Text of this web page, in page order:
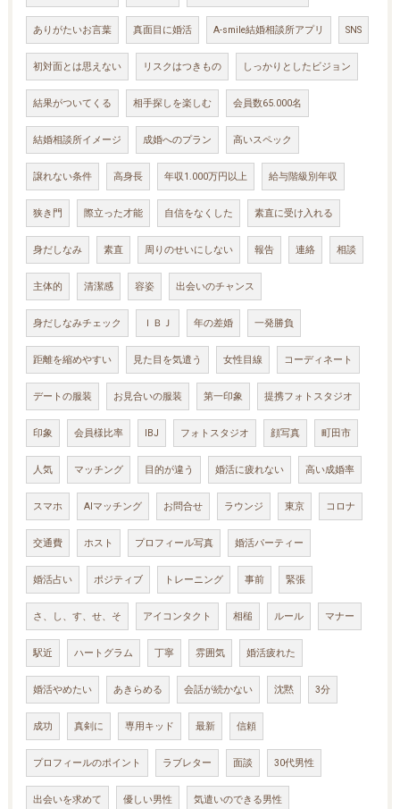
ありがたいお言葉 真面目に婚活 A-smile結婚相談所アプリ SNS
初対面とは思えない リスクはつきもの しっかりとしたビジョン
結果がついてくる 相手探しを楽しむ 会員数65.000名
結婚相談所イメージ 成婚へのプラン 高いスペック
譲れない条件 高身長 年収1.000万円以上 給与階級別年収
狭き門 際立った才能 自信をなくした 素直に受け入れる
身だしなみ 素直 周りのせいにしない 報告 連絡 相談
主体的 清潔感 容姿 出会いのチャンス
身だしなみチェック ＩＢＪ 年の差婚 一発勝負
距離を縮めやすい 見た目を気遣う 女性目線 コーディネート
デートの服装 お見合いの服装 第一印象 提携フォトスタジオ
印象 会員様比率 IBJ フォトスタジオ 顔写真 町田市
人気 マッチング 目的が違う 婚活に疲れない 高い成婚率
スマホ AIマッチング お問合せ ラウンジ 東京 コロナ
交通費 ホスト プロフィール写真 婚活パーティー
婚活占い ポジティブ トレーニング 事前 緊張
さ、し、す、せ、そ アイコンタクト 相槌 ルール マナー
駅近 ハートグラム 丁寧 雰囲気 婚活疲れた
婚活やめたい あきらめる 会話が続かない 沈黙 3分
成功 真剣に 専用キッド 最新 信頼
プロフィールのポイント ラブレター 面談 30代男性
出会いを求めて 優しい男性 気遣いのできる男性